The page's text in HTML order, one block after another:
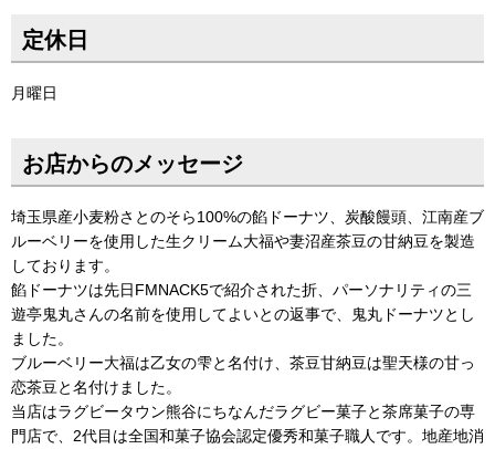
定休日
月曜日
お店からのメッセージ
埼玉県産小麦粉さとのそら100%の餡ドーナツ、炭酸饅頭、江南産ブ
ルーベリーを使用した生クリーム大福や妻沼産茶豆の甘納豆を製造
しております。
餡ドーナツは先日FMNACK5で紹介された折、パーソナリティの三
遊亭鬼丸さんの名前を使用してよいとの返事で、鬼丸ドーナツとし
ました。
ブルーベリー大福は乙女の雫と名付け、茶豆甘納豆は聖天様の甘っ
恋茶豆と名付けました。
当店はラグビータウン熊谷にちなんだラグビー菓子と茶席菓子の専
門店で、2代目は全国和菓子協会認定優秀和菓子職人です。地産地消